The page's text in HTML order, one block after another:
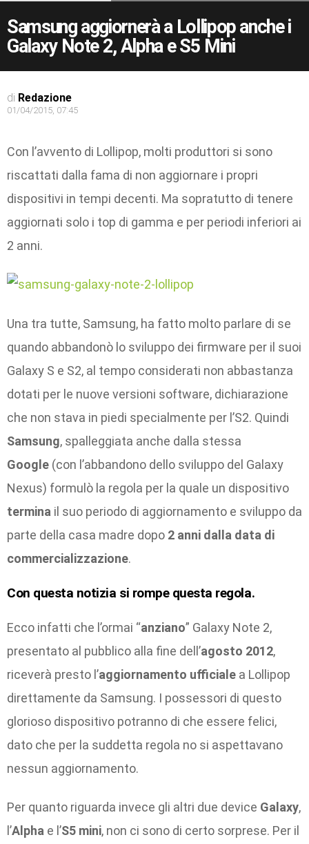
Samsung aggiornerà a Lollipop anche i
Galaxy Note 2, Alpha e S5 Mini
di Redazione
01/04/2015, 07:45
Con l’avvento di Lollipop, molti produttori si sono
riscattati dalla fama di non aggiornare i propri
dispositivi in tempi decenti. Ma sopratutto di tenere
aggiornati solo i top di gamma e per periodi inferiori ai
2 anni.
Una tra tutte, Samsung, ha fatto molto parlare di se
quando abbandonò lo sviluppo dei firmware per il suoi
Galaxy S e S2, al tempo considerati non abbastanza
dotati per le nuove versioni software, dichiarazione
che non stava in piedi specialmente per l’S2. Quindi
Samsung, spalleggiata anche dalla stessa
Google (con l’abbandono dello sviluppo del Galaxy
Nexus) formulò la regola per la quale un dispositivo
termina il suo periodo di aggiornamento e sviluppo da
parte della casa madre dopo 2 anni dalla data di
commercializzazione.
Con questa notizia si rompe questa regola.
Ecco infatti che l’ormai “anziano” Galaxy Note 2,
presentato al pubblico alla fine dell’agosto 2012,
riceverà presto l’aggiornamento ufficiale a Lollipop
direttamente da Samsung. I possessori di questo
glorioso dispositivo potranno di che essere felici,
dato che per la suddetta regola no si aspettavano
nessun aggiornamento.
Per quanto riguarda invece gli altri due device Galaxy,
l’Alpha e l’S5 mini, non ci sono di certo sorprese. Per il